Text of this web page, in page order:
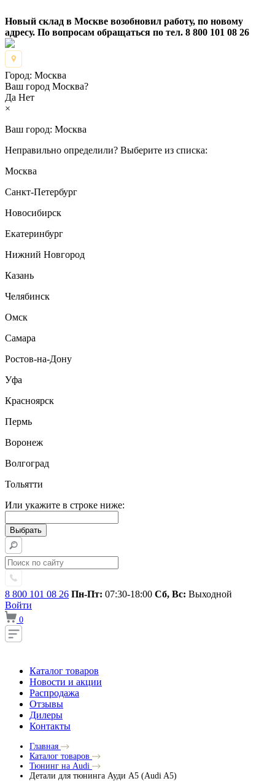
Новый склад в Москве возобновил работу, по новому
адресу. По вопросам обращаться по тел. 8 800 101 08 26
Город: Москва
Ваш город Москва?
Да Нет
×
Ваш город: Москва
Неправильно определили? Выберите из списка:
Москва
Санкт-Петербург
Новосибирск
Екатеринбург
Нижний Новгород
Казань
Челябинск
Омск
Самара
Ростов-на-Дону
Уфа
Красноярск
Пермь
Воронеж
Волгоград
Тольятти
Или укажите в строке ниже:
8 800 101 08 26 Пн-Пт: 07:30-18:00 Сб, Вс: Выходной
Войти
0
Каталог товаров
Новости и акции
Распродажа
Отзывы
Дилеры
Контакты
Главная
Каталог товаров
Тюнинг на Audi
Детали для тюнинга Ауди A5 (Audi A5)